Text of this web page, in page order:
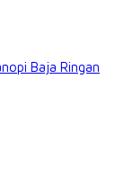
Baja Ringan